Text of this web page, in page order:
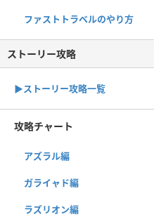
ファストトラベルのやり方
ストーリー攻略
▶︎ストーリー攻略一覧
攻略チャート
アズラル編
ガライャド編
ラズリオン編